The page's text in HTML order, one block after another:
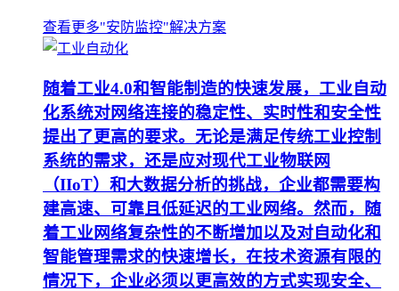
查看更多"安防监控"解决方案
随着工业4.0和智能制造的快速发展，工业自动
化系统对网络连接的稳定性、实时性和安全性
提出了更高的要求。无论是满足传统工业控制
系统的需求，还是应对现代工业物联网
（IIoT）和大数据分析的挑战，企业都需要构
建高速、可靠且低延迟的工业网络。然而，随
着工业网络复杂性的不断增加以及对自动化和
智能管理需求的快速增长，在技术资源有限的
情况下，企业必须以更高效的方式实现安全、